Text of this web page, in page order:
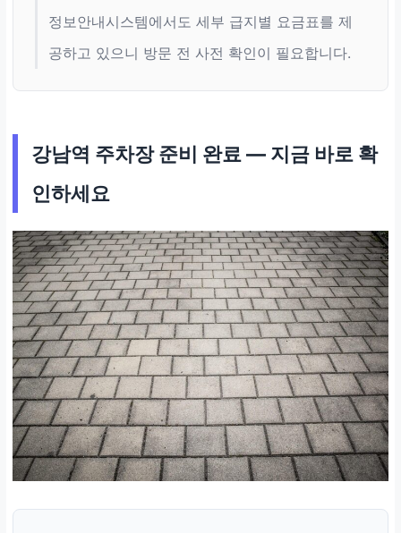
정보안내시스템에서도 세부 급지별 요금표를 제
공하고 있으니 방문 전 사전 확인이 필요합니다.
강남역 주차장 준비 완료 — 지금 바로 확
인하세요